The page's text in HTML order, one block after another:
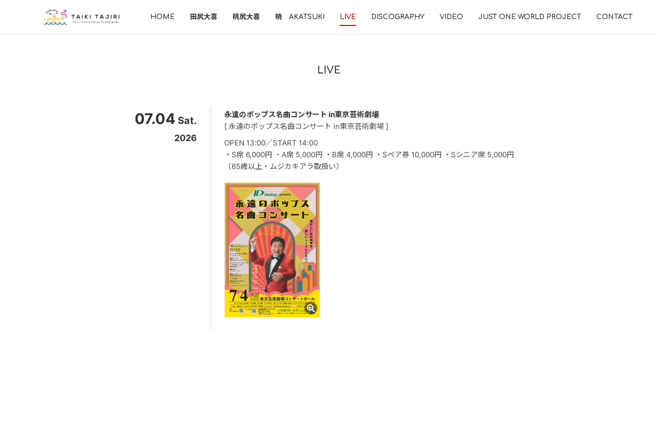
HOME 田尻大喜 桃尻大喜 暁 AKATSUKI LIVE DISCOGRAPHY VIDEO JUST ONE WORLD PROJECT CONTACT
LIVE
07.04 Sat.
2026
永遠のポップス名曲コンサート in東京芸術劇場
[ 永遠のポップス名曲コンサート in東京芸術劇場 ]
OPEN 13:00／START 14:00
・S席 6,000円 ・A席 5,000円 ・B席 4,000円 ・Sペア券 10,000円 ・Sシニア席 5,000円
（65歳以上・ムジカキアラ取扱い）